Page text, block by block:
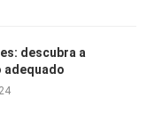
descubra a
adequado